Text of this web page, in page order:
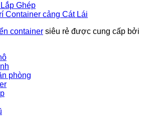
Ghép
Container cảng Cát Lái
container siêu rẻ được cung cấp bởi
phòng